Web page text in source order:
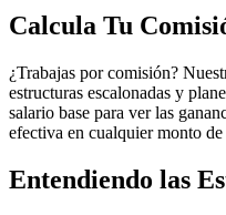
Calcula Tu
¿Trabajas por comisión?
estructuras escalonadas y
salario base para ver las
efectiva en cualquier monto de
Entendiendo las